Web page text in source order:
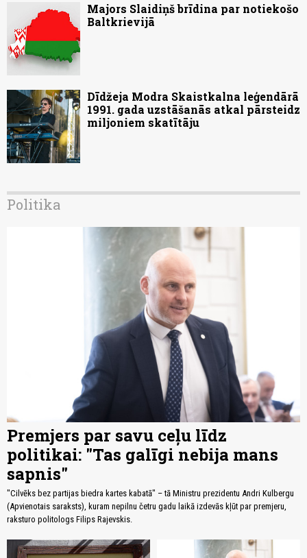
Majors Slaidiņš brīdina par notiekošo
Baltkrievijā
Dīdžeja Modra Skaistkalna leģendārā
1991. gada uzstāšanās atkal pārsteidz
miljoniem skatītāju
Politika
Premjers par savu ceļu līdz
politikai: "Tas galīgi nebija mans
sapnis"
"Cilvēks bez partijas biedra kartes kabatā" – tā Ministru prezidentu Andri Kulbergu
(Apvienotais saraksts), kuram nepilnu četru gadu laikā izdevās kļūt par premjeru,
raksturo politologs Filips Rajevskis.